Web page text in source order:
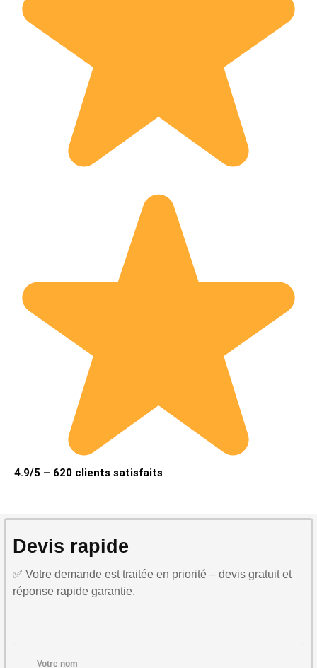
4.9/5 – 620 clients satisfaits
Devis rapide
✅ Votre demande est traitée en priorité – devis gratuit et
réponse rapide garantie.
Votre nom